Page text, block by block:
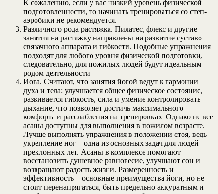
К сожалению, если у вас низкий уровень физической
подготовленности, то начинать тренироваться со степ-
аэробики не рекомендуется.
Различного рода растяжка. Пилатес, флекс и другие
занятия на растяжку направлены на развитие суставо-
связачного аппарата и гибкости. Подобные упражнения
подходят для любого уровня физической подготовки,
следовательно, для пожилых людей будут идеальным
родом деятельности.
Йога. Считают, что занятия йогой ведут к гармонии
духа и тела: улучшается общее физическое состояние,
развивается гибкость, сила и умение контролировать
дыхание, что позволяет достичь максимального
комфорта и расслабления на тренировках. Однако не все
асаны доступны для выполнения в пожилом возрасте.
Лучше выполнять упражнения в положении стоя, ведь
укрепление ног – одна из основных задач для людей
преклонных лет. Асаны в комплексе помогают
восстановить душевное равновесие, улучшают сон и
возвращают радость жизни. Размеренность и
эффективность – основные преимущества йоги, но не
стоит перенапрягаться, быть предельно аккуратным и